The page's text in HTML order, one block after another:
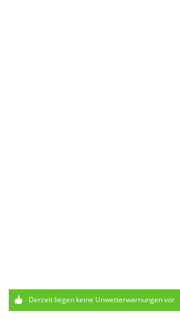
Derzeit liegen keine Unwetterwarnungen vor